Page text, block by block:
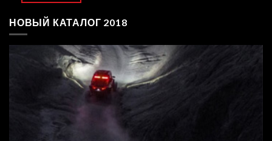
НОВЫЙ КАТАЛОГ 2018